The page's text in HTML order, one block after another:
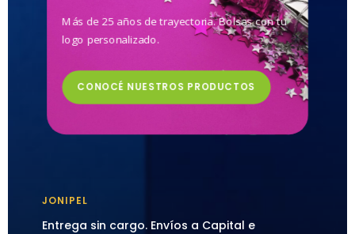
Más de 25 años de trayectoria. Bolsas con tu
logo personalizado.
CONOCÉ NUESTROS PRODUCTOS
JONIPEL
Entrega sin cargo. Envíos a Capital e